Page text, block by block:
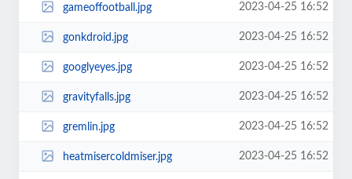
gameoffootball.jpg 2023-04-25 16:52
gonkdroid.jpg 2023-04-25 16:52
googlyeyes.jpg 2023-04-25 16:52
gravityfalls.jpg 2023-04-25 16:52
gremlin.jpg 2023-04-25 16:52
heatmisercoldmiser.jpg 2023-04-25 16:52